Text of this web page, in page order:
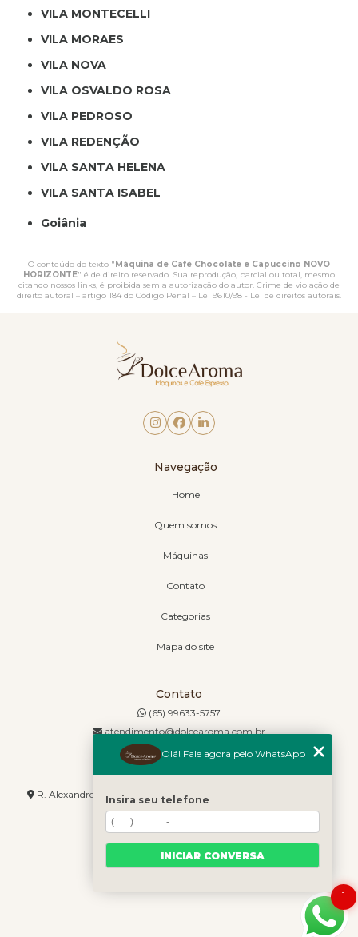
VILA MONTECELLI
VILA MORAES
VILA NOVA
VILA OSVALDO ROSA
VILA PEDROSO
VILA REDENÇÃO
VILA SANTA HELENA
VILA SANTA ISABEL
Goiânia
O conteúdo do texto "Máquina de Café Chocolate e Capuccino NOVO
HORIZONTE" é de direito reservado. Sua reprodução, parcial ou total, mesmo
citando nossos links, é proibida sem a autorização do autor. Crime de violação de
direito autoral – artigo 184 do Código Penal – Lei 9610/98 - Lei de direitos autorais.
Navegação
Home
Quem somos
Máquinas
Contato
Categorias
Mapa do site
Contato
(65) 99633-5757
atendimento@dolcearoma.com.br
Endereço
R. Alexandre de Barros, 1730 - Jordão - Cuiabá - MT - 78085-636
1
Olá! Fale agora pelo WhatsApp
Insira seu telefone
INICIAR CONVERSA